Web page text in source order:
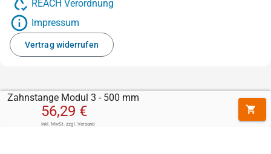
Zahnstange Modul 3 - 500 mm
56,29 €
inkl. MwSt. zzgl. Versand
REACH Verordnung
Impressum
Vertrag widerrufen